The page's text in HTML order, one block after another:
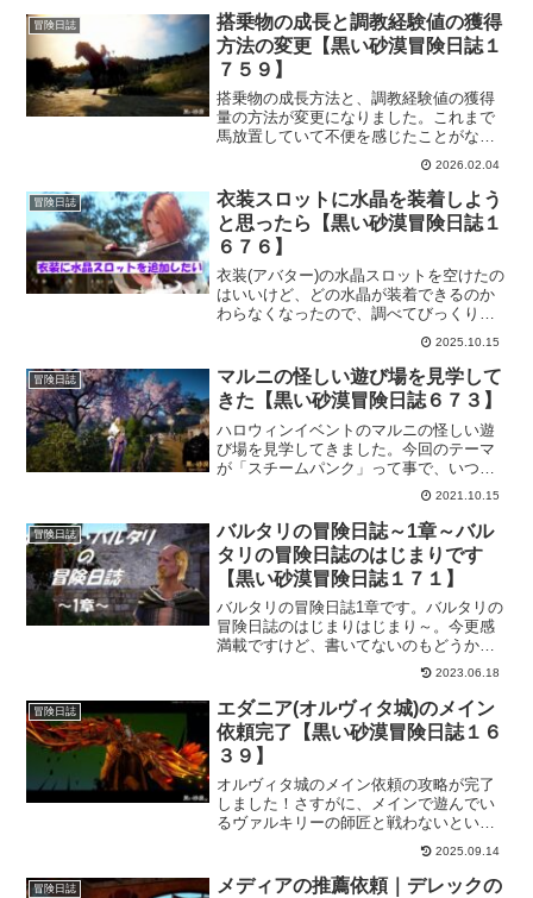
冒険日誌
搭乗物の成長と調教経験値の獲得
方法の変更【黒い砂漠冒険日誌１
７５９】
搭乗物の成長方法と、調教経験値の獲得
量の方法が変更になりました。これまで
馬放置していて不便を感じたことがなか
ったので、イマイチ「おぉー！それは素
敵だ！！」とはならないのですが、とり
あえず「どう変わったのか？」ぐらいは
解っておこうかと思います。
2026.02.04
冒険日誌
衣装スロットに水晶を装着しよう
と思ったら【黒い砂漠冒険日誌１
６７６】
衣装(アバター)の水晶スロットを空けたの
はいいけど、どの水晶が装着できるのか
わらなくなったので、調べてびっくり！
難易度高めです。ポイントは「衣装交換
券」が必要という事以外は、そこまで難
しいものではないのですが…。衣装交換
券持ってない…。
2025.10.15
冒険日誌
マルニの怪しい遊び場を見学して
きた【黒い砂漠冒険日誌６７３】
ハロウィンイベントのマルニの怪しい遊
び場を見学してきました。今回のテーマ
が「スチームパンク」って事で、いつも
と雰囲気が違います。カボチャはいつも
どおりだけど、装飾がスチームパンクな
感じになってます。イベント参加は今度
にして、今日はいろいろと見学します。
2021.10.15
冒険日誌
バルタリの冒険日誌～1章～バル
タリの冒険日誌のはじまりです
【黒い砂漠冒険日誌１７１】
バルタリの冒険日誌1章です。バルタリの
冒険日誌のはじまりはじまり～。今更感
満載ですけど、書いてないのもどうかと
2023.06.18
冒険日誌
エダニア(オルヴィタ城)のメイン
依頼完了【黒い砂漠冒険日誌１６
３９】
オルヴィタ城のメイン依頼の攻略が完了
しました！さすがに、メインで遊んでい
るヴァルキリーの師匠と戦わないといけ
ないのは気が引けますが、高い壁を乗り
越えるのが弟子の役目なので張り切って
いってきました！
2025.09.14
冒険日誌
メディアの推薦依頼｜デレックの